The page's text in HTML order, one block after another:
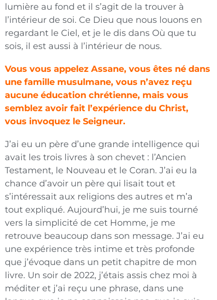
lumière au fond et il s’agit de la trouver à
l’intérieur de soi. Ce Dieu que nous louons en
regardant le Ciel, et je le dis dans Où que tu
sois, il est aussi à l’intérieur de nous.
Vous vous appelez Assane, vous êtes né dans
une famille musulmane, vous n’avez reçu
aucune éducation chrétienne, mais vous
semblez avoir fait l’expérience du Christ,
vous invoquez le Seigneur.
J’ai eu un père d’une grande intelligence qui
avait les trois livres à son chevet : l’Ancien
Testament, le Nouveau et le Coran. J’ai eu la
chance d’avoir un père qui lisait tout et
s’intéressait aux religions des autres et m’a
tout expliqué. Aujourd’hui, je me suis tourné
vers la simplicité de cet Homme, je me
retrouve beaucoup dans son message. J’ai eu
une expérience très intime et très profonde
que j’évoque dans un petit chapitre de mon
livre. Un soir de 2022, j’étais assis chez moi à
méditer et j’ai reçu une phrase, dans une